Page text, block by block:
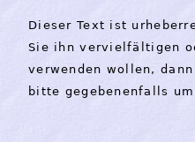
Dieser Text ist
Sie ihn vervielfältigen
verwenden wollen,
bitte gegebenenfalls